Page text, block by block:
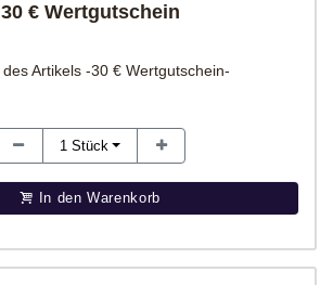
30 € Wertgutschein
1 Stück
In den Warenkorb